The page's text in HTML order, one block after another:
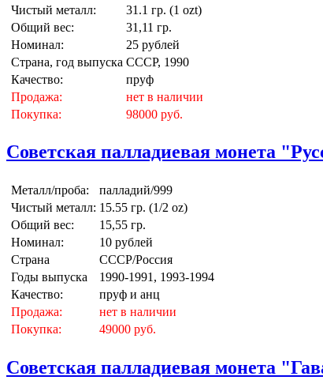
Чистый металл:
31.1 гр. (1 ozt)
Общий вес:
31,11 гр.
Номинал:
25 рублей
Страна, год выпуска СССР, 1990
Качество:
пруф
Продажа:
нет в наличии
Покупка:
98000 руб.
Советская палладиевая монета
Металл/проба:
палладий/999
Чистый металл: 15.55 гр. (1/2 oz)
Общий вес:
15,55 гр.
Номинал:
10 рублей
Страна
СССР/Россия
Годы выпуска
1990-1991, 1993-1994
Качество:
пруф и анц
Продажа:
нет в наличии
Покупка:
49000 руб.
Советская палладиевая монета